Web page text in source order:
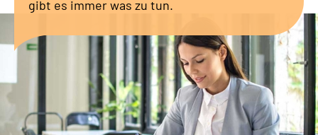
Zuweisende &
Leichte Sprache
gibt es immer was zu tun.